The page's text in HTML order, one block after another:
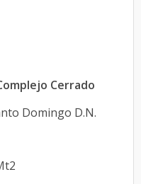
Cerrado
Domingo D.N.